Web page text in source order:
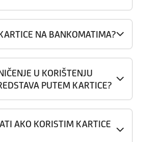
NA BANKOMATIMA?
U KORIŠTENJU
PUTEM KARTICE?
AKO KORISTIM KARTICE